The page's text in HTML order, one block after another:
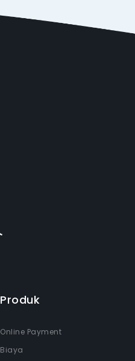
Produk
Online Payment
Biaya